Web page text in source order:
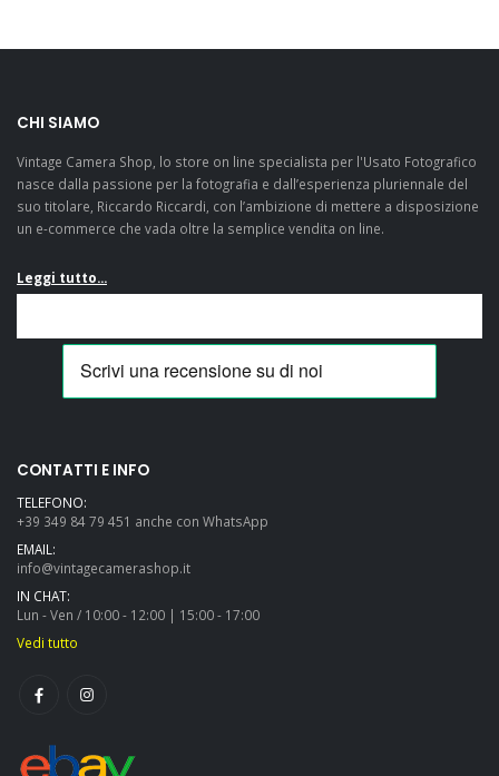
Pentax LX e devo dire
che, a parte il fatto di
aver trovato
CHI SIAMO
Vintage Camera Shop, lo store on line specialista per l'Usato Fotografico
nasce dalla passione per la fotografia e dall’esperienza pluriennale del
suo titolare, Riccardo Riccardi, con l’ambizione di mettere a disposizione
un e-commerce che vada oltre la semplice vendita on line.
Leggi tutto...
CONTATTI E INFO
TELEFONO:
+39 349 84 79 451 anche con WhatsApp
EMAIL:
info@vintagecamerashop.it
IN CHAT:
Lun - Ven / 10:00 - 12:00 | 15:00 - 17:00
Vedi tutto